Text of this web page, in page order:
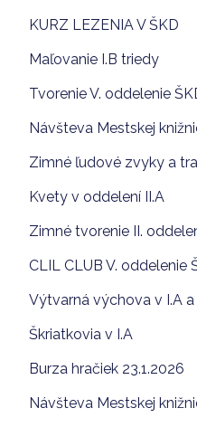
KURZ LEZENIA V ŠKD
Maľovanie I.B triedy
Tvorenie V. oddelenie
Návšteva Mestskej
Zimné ľudové zvyky a
Kvety v oddelení II.A
Zimné tvorenie II.
CLIL CLUB V. oddelenie
Výtvarná výchova v I.A a
Škriatkovia v I.A
Burza hračiek 23.1.2026
Návšteva Mestskej